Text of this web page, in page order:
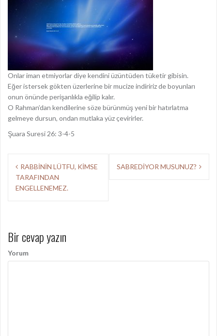
Onlar iman etmiyorlar diye kendini üzüntüden tüketir gibisin.
Eğer istersek gökten üzerlerine bir mucize indiririz de boyunları
onun önünde perişanlıkla eğilip kalır.
O Rahman’dan kendilerine söze bürünmüş yeni bir hatırlatma
gelmeye dursun, ondan mutlaka yüz çevirirler.
Şuara Suresi 26: 3-4-5
d
o
l
RABBİNİN LÜTFU, KİMSE
TARAFINDAN
ENGELLENEMEZ.
SABREDİYOR MUSUNUZ?
Bir cevap yazın
Yorum